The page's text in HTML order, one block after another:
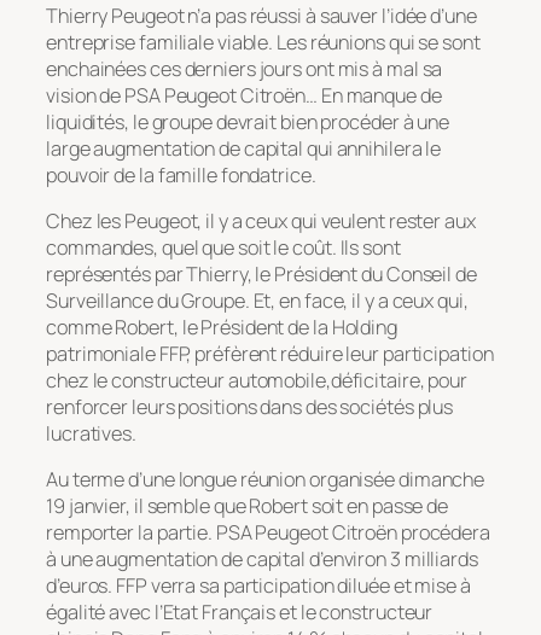
Thierry Peugeot n’a pas réussi à sauver l’idée d’une
entreprise familiale viable. Les réunions qui se sont
enchainées ces derniers jours ont mis à mal sa
vision de PSA Peugeot Citroën… En manque de
liquidités, le groupe devrait bien procéder à une
large augmentation de capital qui annihilera le
pouvoir de la famille fondatrice.
Chez les Peugeot, il y a ceux qui veulent rester aux
commandes, quel que soit le coût. Ils sont
représentés par Thierry, le Président du Conseil de
Surveillance du Groupe. Et, en face, il y a ceux qui,
comme Robert, le Président de la Holding
patrimoniale FFP, préfèrent réduire leur participation
chez le constructeur automobile,déficitaire, pour
renforcer leurs positions dans des sociétés plus
lucratives.
Au terme d’une longue réunion organisée dimanche
19 janvier, il semble que Robert soit en passe de
remporter la partie. PSA Peugeot Citroën procédera
à une augmentation de capital d’environ 3 milliards
d’euros. FFP verra sa participation diluée et mise à
égalité avec l’Etat Français et le constructeur